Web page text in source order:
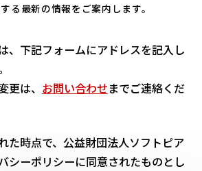
る最新の情報をご案内します。
、下記フォームにアドレスを記入し
更は、 お問い合わせまでご連絡くだ
た時点で、公益財団法人ソフトピア
シーポリシーに同意されたものとし